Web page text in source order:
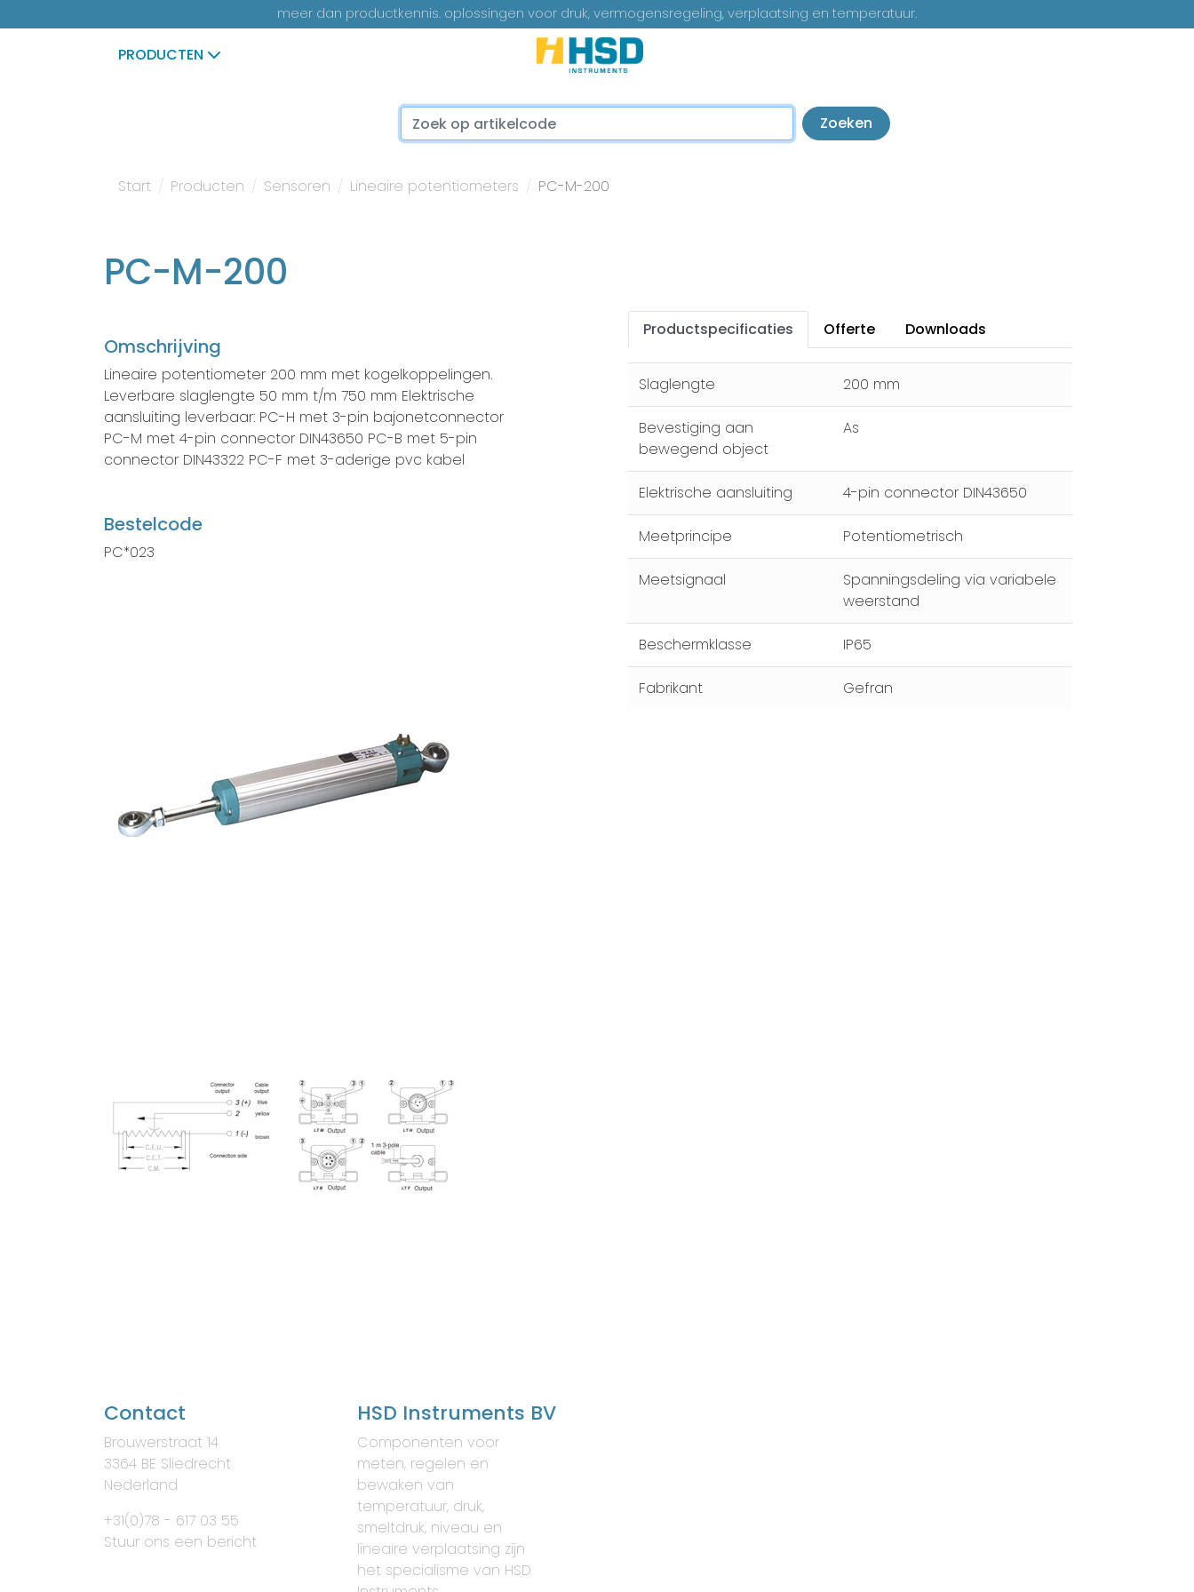
meer dan productkennis. oplossingen voor druk, vermogensregeling, verplaatsing en temperatuur.
PRODUCTEN
... Zoeken
Start Producten Sensoren Lineaire potentiometers PC-M-200
PC-M-200
Omschrijving
Lineaire potentiometer 200 mm met kogelkoppelingen.
Leverbare slaglengte 50 mm t/m 750 mm Elektrische
aansluiting leverbaar: PC-H met 3-pin bajonetconnector
PC-M met 4-pin connector DIN43650 PC-B met 5-pin
connector DIN43322 PC-F met 3-aderige pvc kabel
Bestelcode
PC*023
Productspecificaties Offerte Downloads
Slaglengte 200 mm
Bevestiging aan
bewegend object
As
Elektrische aansluiting 4-pin connector DIN43650
Meetprincipe Potentiometrisch
Meetsignaal
Spanningsdeling via variabele
weerstand
Beschermklasse IP65
Fabrikant Gefran
Contact
Brouwerstraat 14
3364 BE Sliedrecht
Nederland
+31(0)78 - 617 03 55
Stuur ons een bericht
HSD Instruments BV
Componenten voor
meten, regelen en
bewaken van
temperatuur, druk,
smeltdruk, niveau en
lineaire verplaatsing zijn
het specialisme van HSD